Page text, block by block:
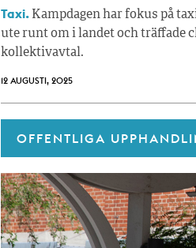
Taxi. Kampdagen har fokus på
ute runt om i landet och träffade
kollektivavtal.
12 AUGUSTI, 2025
OFFENTLIGA